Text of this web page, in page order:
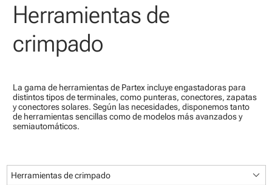
Herramientas de
crimpado
La gama de herramientas de Partex incluye engastadoras para
distintos tipos de terminales, como punteras, conectores, zapatas
y conectores solares. Según las necesidades, disponemos tanto
de herramientas sencillas como de modelos más avanzados y
semiautomáticos.
Herramientas de crimpado keyboard_arrow_down